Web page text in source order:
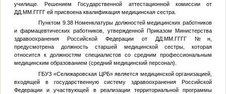
училище. Решением Государственной аттестационной комиссии от
ДД.ММ.ГГГГей присвоена квалификация медицинская сестра.
Пунктом 9.38 Номенклатуры должностей медицинских работников
и фармацевтических работников, утвержденной Приказом Министерства
здравоохранения Российской Федерации от ДД.ММ.ГГГГ №н,
предусмотрена должность старшей медицинской сестры, которая
относится к должностям специалистов со средним профессиональным
медицинским образованием (средний медицинский персонал).
ГБУЗ «Селижаровская ЦРБ» является медицинской организацией,
входящей в государственную систему здравоохранения Российской
Федерации и участвующей в реализации территориальной программы